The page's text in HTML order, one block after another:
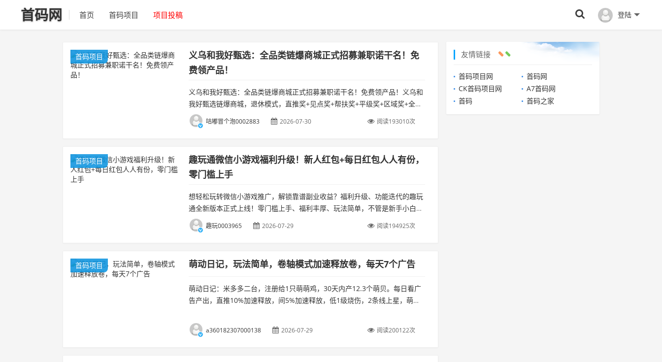
首码网 登陆
首页 首码项目 项目投稿
首码项目
义乌和我好甄选：全品类链爆商城正式招募兼职诺干名！免
费领产品！
义乌和我好甄选：全品类链爆商城正式招募兼职诺干名！免费领产品！义乌和
我好甄选链爆商城，退休模式，直推奖+见点奖+帮扶奖+平级奖+区域奖+全品
类产品批发奖，义乌和我好甄选代理商也相当于是全品类产品供应链！...
咕嘟冒个泡0002883 2026-07-30 阅读193010次
首码项目
趣玩通微信小游戏福利升级！新人红包+每日红包人人有份，
零门槛上手
想轻松玩转微信小游戏推广，解锁靠谱副业收益？福利升级、功能迭代的趣玩
通全新版本正式上线！零门槛上手、福利丰厚、玩法简单，不管是新手小白还
是长期副业玩家，都能在这里轻松薅福利、稳定赚收益。...
趣玩0003965 2026-07-29 阅读194925次
首码项目 萌动日记，玩法简单，卷轴模式加速释放卷，每天7个广告
萌动日记：米多多二台，注册给1只萌萌鸡，30天内产12.3个萌贝。每日看广
告产出，直推10%加速释放，间5%加速释放，低1级烧伤，2条线上星，萌贝
a360182307000138 2026-07-29 阅读200122次
友情链接
首码项目网
首码网
CK首码项目网
A7首码网
首码
首码之家